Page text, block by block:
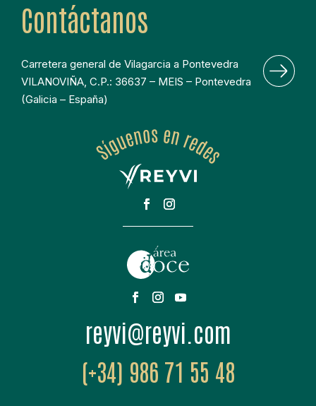
Contáctanos
Carretera general de Vilagarcia a Pontevedra
VILANOVIÑA, C.P.: 36637 – MEIS – Pontevedra
(Galicia – España)
moc.ivyer@ivyer
(+34) 986 71 55 48